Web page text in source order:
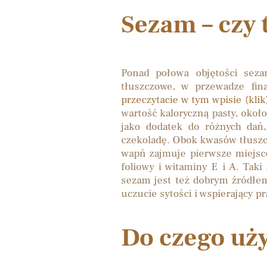
Sezam –
Ponad połowa objętości
tłuszczowe, w przewadze
przeczytacie w tym wpisie
wartość kaloryczną pasty,
jako dodatek do różnych
czekoladę. Obok kwasów
wapń zajmuje pierwsze
foliowy i witaminy E i A. Taki
sezam jest też dobrym
uczucie sytości i wspierający
Do czego